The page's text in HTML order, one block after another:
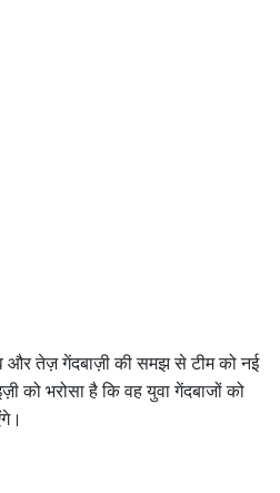
तेज़ गेंदबाज़ी की समझ से टीम को नई
को भरोसा है कि वह युवा गेंदबाजों को